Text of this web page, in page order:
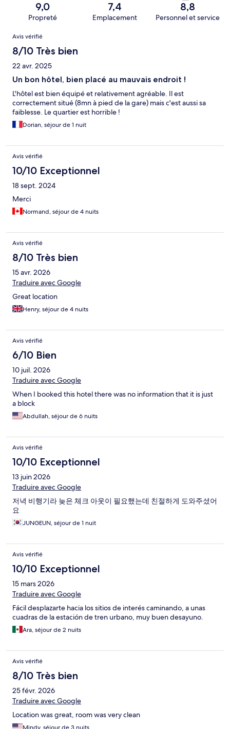
9,0
Propreté
7,4
Emplacement
8,8
Personnel et service
Avis
Avis vérifié
8/10 Très bien
22 avr. 2025
Un bon hôtel, bien placé au mauvais endroit !
L'hôtel est bien équipé et relativement agréable. Il est
correctement situé (8mn à pied de la gare) mais c'est aussi sa
faiblesse. Le quartier est horrible !
Dorian, séjour de 1 nuit
Avis vérifié
10/10 Exceptionnel
18 sept. 2024
Merci
Normand, séjour de 4 nuits
Avis vérifié
8/10 Très bien
15 avr. 2026
Traduire avec Google
Great location
Henry, séjour de 4 nuits
Avis vérifié
6/10 Bien
10 juil. 2026
Traduire avec Google
When I booked this hotel there was no information that it is just
a block
Abdullah, séjour de 6 nuits
Avis vérifié
10/10 Exceptionnel
13 juin 2026
Traduire avec Google
저녁 비행기라 늦은 체크 아웃이 필요했는데 친절하게 도와주셨어
요
JUNGEUN, séjour de 1 nuit
Avis vérifié
10/10 Exceptionnel
15 mars 2026
Traduire avec Google
Fácil desplazarte hacia los sitios de interés caminando, a unas
cuadras de la estación de tren urbano, muy buen desayuno.
Ara, séjour de 2 nuits
Avis vérifié
8/10 Très bien
25 févr. 2026
Traduire avec Google
Location was great, room was very clean